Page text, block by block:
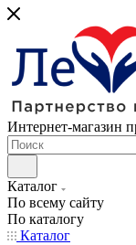
Интернет-магазин
Каталог
По всему сайту
По каталогу
Каталог